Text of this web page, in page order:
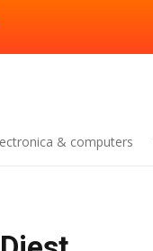
& computers